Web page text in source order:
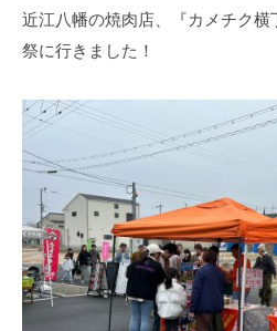
近江八幡の焼肉店、『カメチク
祭に行きました！